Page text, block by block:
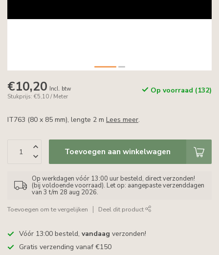
€10,20 Incl. btw
Stukprijs: €5,10 / Meter
Op voorraad (132)
IT763 (80 x 85 mm), lengte 2 m Lees meer.
Toevoegen aan winkelwagen
Op werkdagen vóór 13:00 uur besteld, direct verzonden!
(bij voldoende voorraad). Let op: aangepaste verzenddagen
van 3 t/m 28 aug 2026.
Toevoegen om te vergelijken Deel dit product
Vóór 13:00 besteld, vandaag verzonden!
Gratis verzending vanaf €150